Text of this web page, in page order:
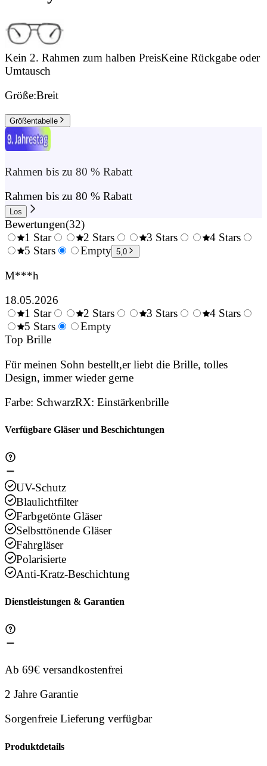
Kein 2. Rahmen zum halben PreisKeine Rückgabe oder
Umtausch
Größe:Breit
Größentabelle
Rahmen bis zu 80 % Rabatt
Rahmen bis zu 80 % Rabatt
Los
Bewertungen(32)
0.5
1 Star
1.5
2 Stars
2.5
3 Stars
4 Stars
5 Stars Empty 5,0
M***h
18.05.2026
0.5
Stars
1 Star
1.5
2 Stars
3 Stars
4 Stars
5 Stars
Empty
Top Brille
Für meinen Sohn bestellt,er liebt die Brille, tolles
Design, immer wieder gerne
Farbe: SchwarzRX: Einstärkenbrille
Verfügbare Gläser und Beschichtungen
UV-Schutz
Blaulichtfilter
Farbgetönte Gläser
Selbsttönende Gläser
Fahrgläser
Polarisierte
Anti-Kratz-Beschichtung
Dienstleistungen & Garantien
Ab 69€ versandkostenfrei
2 Jahre Garantie
Sorgenfreie Lieferung verfügbar
Produktdetails